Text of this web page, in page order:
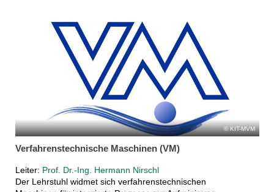
KIT-MVM
Verfahrenstechnische Maschinen (VM)
Leiter: Prof. Dr.-Ing. Hermann Nirschl
Der Lehrstuhl widmet sich verfahrenstechnischen